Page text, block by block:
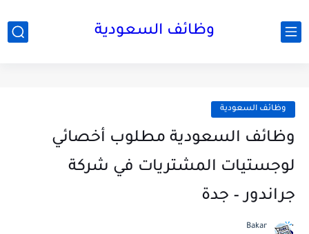
وظائف السعودية
وظائف السعودية
وظائف السعودية مطلوب أخصائي
لوجستيات المشتريات في شركة
جراندور – جدة
Bakar